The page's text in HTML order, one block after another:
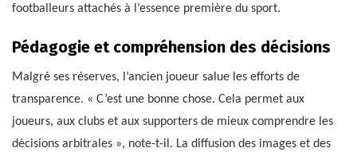
footballeurs attachés à l’essence première du sport.
Pédagogie et compréhension des décisions
Malgré ses réserves, l’ancien joueur salue les efforts de
transparence. « C’est une bonne chose. Cela permet aux
joueurs, aux clubs et aux supporters de mieux comprendre les
décisions arbitrales », note-t-il. La diffusion des images et des